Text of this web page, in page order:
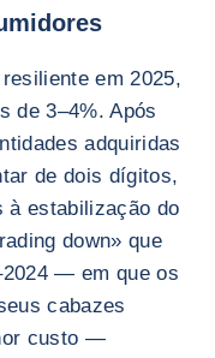
em 2025,
de 3–4%. Após
adquiridas
de dois dígitos,
à estabilização do
down» que
— em que os
cabazes
custo —